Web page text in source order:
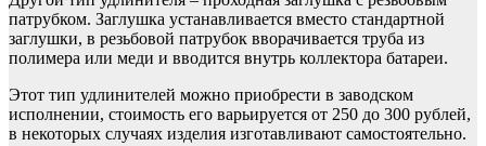
патрубком. Заглушка устанавливается вместо стандартной
заглушки, в резьбовой патрубок вворачивается труба из
полимера или меди и вводится внутрь коллектора батареи.
Этот тип удлинителей можно приобрести в заводском
исполнении, стоимость его варьируется от 250 до 300 рублей,
в некоторых случаях изделия изготавливают самостоятельно.